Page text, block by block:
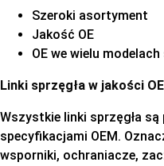
Szeroki asortyment
Jakość OE
OE we wielu
Linki sprzęgła w jakości OE
Wszystkie linki sprzęgła
specyfikacjami OEM.
wsporniki, ochraniacze,